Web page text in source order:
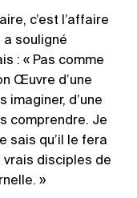
c’est l’affaire
a souligné
: « Pas comme
Œuvre d’une
imaginer, d’une
comprendre. Je
sais qu’il le fera
vrais disciples de
»